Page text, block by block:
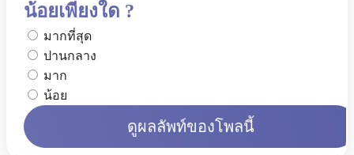
น้อยเพียงใด ?
มากที่สุด
ปานกลาง
มาก
น้อย
ดูผลลัพท์ของโพลนี้